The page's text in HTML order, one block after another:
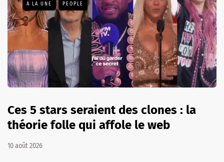
A LA UNE PEOPLE
Ces 5 stars seraient des clones : la
théorie folle qui affole le web
10 août 2026